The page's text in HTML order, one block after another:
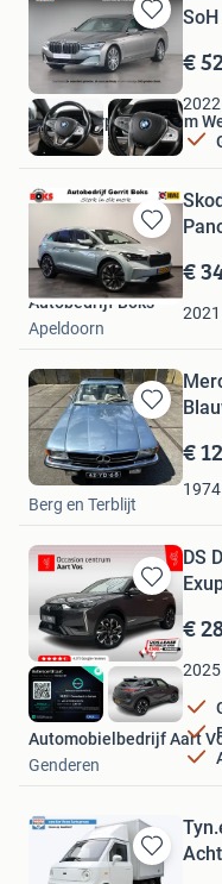
Bewaren
in
Mijn
Favorieten
€
2022
Dusseldorp Rotterdam
Schiedam
Bewaren
in
Mijn
Favorieten
€
2021
Autobedrijf Boks
Apeldoorn
Bewaren
in
Mijn
Favorieten
€
1974
Victor
Berg en Terblijt
Bewaren
in
Mijn
Favorieten
DS
€
2025
Automobielbedrijf Aart
Genderen
Bewaren